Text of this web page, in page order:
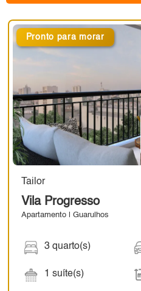
Pronto para morar
Tailor
Vila Progresso
Apartamento | Guarulhos
3 quarto(s)
1 suíte(s)